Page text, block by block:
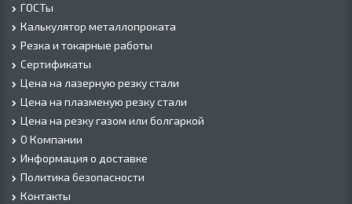
ГОСТы
Калькулятор металлопроката
Резка и токарные работы
Сертификаты
Цена на лазерную резку стали
Цена на плазменую резку стали
Цена на резку газом или болгаркой
О Компании
Информация о доставке
Политика безопасности
Контакты